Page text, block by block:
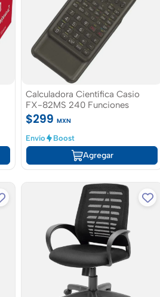
Calculadora Científica Casio
FX-82MS 240 Funciones
$299 MXN
Envío
Boost
Agregar